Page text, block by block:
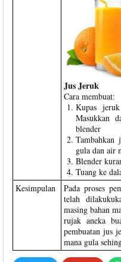
Jus Jeruk
Cara membuat:
Kupas
Masukkan
blender
Tambahkan
gula dan air
Blender
Tuang ke
Kesimpulan
Pada proses
telah
masing bahan
rujak aneka
pembuatan jus
mana gula